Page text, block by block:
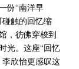
份“南洋早
触的回忆缩
，彷佛穿梭到
光。这座“回忆
欣怡更感叹这